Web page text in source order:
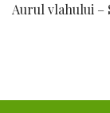
Aurul vlahului –